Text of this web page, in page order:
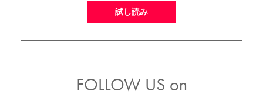
試し読み
FOLLOW US on